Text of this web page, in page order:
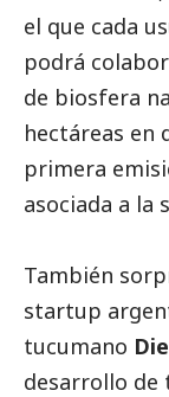
el que cada
podrá
de biosfera
hectáreas en
primera
asociada a la
También
startup
tucumano
desarrollo de